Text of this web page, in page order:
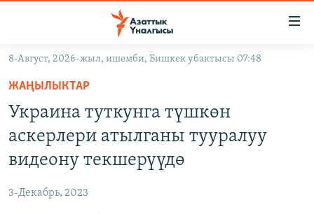
Навигацияга
өтүңүз
Издөөгө
салыңызКЫРГЫЗСТАН
МАДАНИЯТ
ДҮЙНӨ
УКРАИНА
ТВ ПРОГРАММАЛАР
8-Август, 2026-жыл, ишемби, Бишкек убактысы 07:48
ЖАҢЫЛЫКТАР
Украина туткунга түшкөн
аскерлери атылганы тууралуу
видеону текшерүүдө
3-Декабрь, 2023